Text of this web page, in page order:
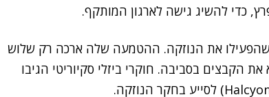
את הנוזקה. ההטמעה שלה ארכה רק שלוש
הקבצים בסביבה. חוקרי ביזלי סקיוריטי הגיבו